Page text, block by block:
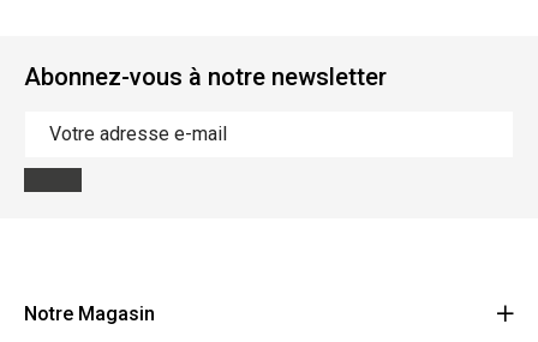
Abonnez-vous à notre newsletter
Notre Magasin